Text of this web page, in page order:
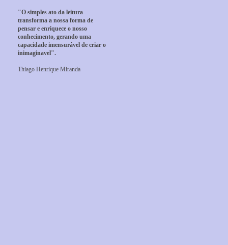
"O simples ato da leitura
transforma a nossa forma de
pensar e enriquece o nosso
conhecimento, gerando uma
capacidade imensurável de criar o
inimaginavel".
Thiago Henrique Miranda